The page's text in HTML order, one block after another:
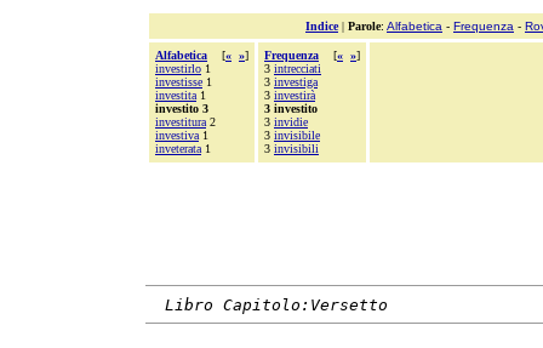
Indice| Parole: Alfabetica - Frequenza -
Alfabetica [« »]
investirlo 1
investisse 1
investita 1
investito 3
investitura 2
investiva 1
inveterata 1
Frequenza [« »]
3 intrecciati
3 investiga
3 investirà
3 investito
3 invidie
3 invisibile
3 invisibili
Libro Capitolo:Versetto